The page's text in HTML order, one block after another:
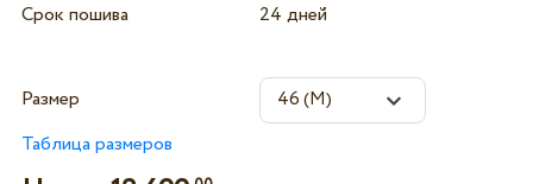
Срок пошива
24 дней
Размер
Таблица размеров